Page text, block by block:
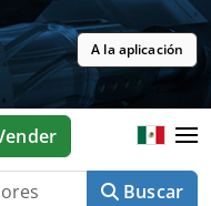
A la aplicación
Buscar